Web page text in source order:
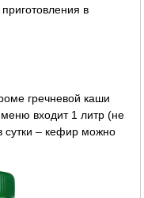
в
гречневой каши
входит 1 литр (не
– кефир можно